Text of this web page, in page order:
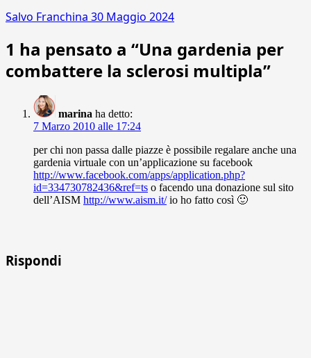
Salvo Franchina 30 Maggio 2024
1 ha pensato a “Una gardenia per
combattere la sclerosi multipla”
marina ha detto:
7 Marzo 2010 alle 17:24
per chi non passa dalle piazze è possibile regalare anche una
gardenia virtuale con un’applicazione su facebook
http://www.facebook.com/apps/application.php?
id=334730782436&ref=ts o facendo una donazione sul sito
dell’AISM http://www.aism.it/io ho fatto così 🙂
Rispondi